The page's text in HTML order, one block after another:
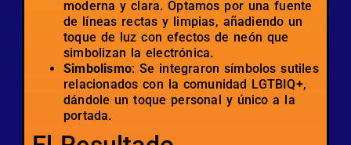
moderna y clara. Optamos por una fuente
de líneas rectas y limpias, añadiendo un
toque de luz con efectos de neón que
simbolizan la electrónica.
Simbolismo: Se integraron símbolos sutiles
relacionados con la comunidad LGTBIQ+,
dándole un toque personal y único a la
portada.